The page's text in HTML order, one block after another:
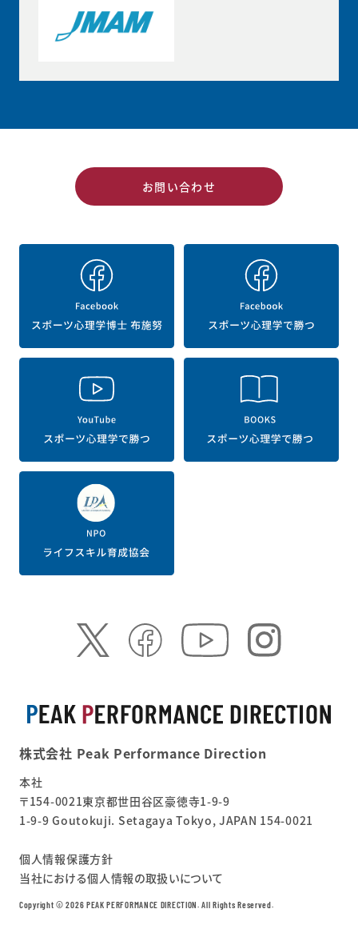
お問い合わせ
株式会社 Peak Performance Direction
本社
〒154-0021東京都世田谷区豪徳寺1-9-9
1-9-9 Goutokuji. Setagaya Tokyo, JAPAN 154-0021
個人情報保護方針
当社における個人情報の取扱いについて
Copyright ©︎ 2026 PEAK PERFORMANCE DIRECTION. All Rights Reserved.